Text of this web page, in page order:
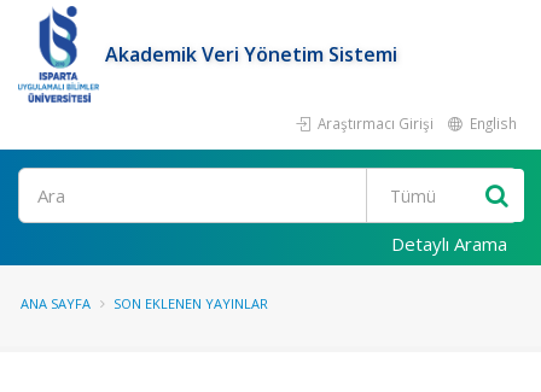
Akademik Veri Yönetim Sistemi
Araştırmacı Girişi English
Ara
Detaylı Arama
ANA SAYFA SON EKLENEN YAYINLAR